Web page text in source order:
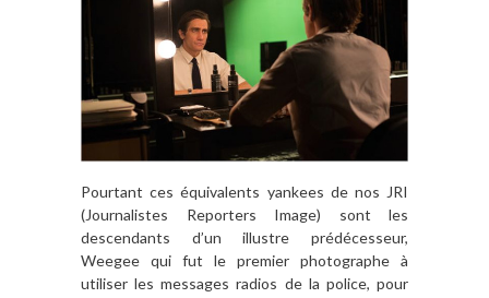
Pourtant ces équivalents yankees de nos JRI
(Journalistes Reporters Image) sont les
descendants d’un illustre prédécesseur,
Weegee qui fut le premier photographe à
utiliser les messages radios de la police, pour